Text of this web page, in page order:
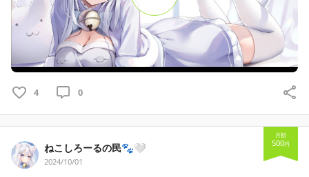
P
l
a
V
4 0
ねこしろーるの民🐾🤍
2024/10/01
月額
500円